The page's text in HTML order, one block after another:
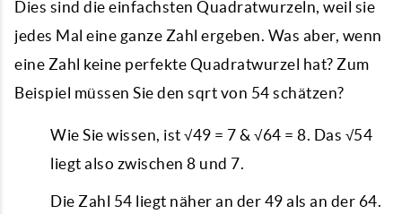
Dies sind die einfachsten Quadratwurzeln, weil sie
jedes Mal eine ganze Zahl ergeben. Was aber, wenn
eine Zahl keine perfekte Quadratwurzel hat? Zum
Beispiel müssen Sie den sqrt von 54 schätzen?
Wie Sie wissen, ist √49 = 7 & √64 = 8. Das √54
liegt also zwischen 8 und 7.
Die Zahl 54 liegt näher an der 49 als an der 64.